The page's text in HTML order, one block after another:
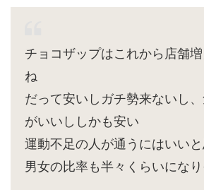
チョコザップはこれから店舗
ね
だって安いしガチ勢来ないし
がいいししかも安い
運動不足の人が通うにはいいと
男女の比率も半々くらいになり